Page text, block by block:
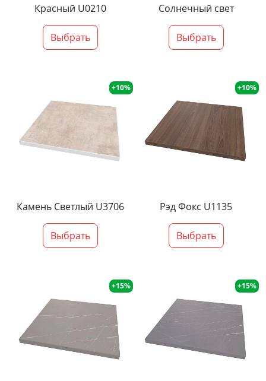
Красный U0210
Выбрать
Солнечный свет
Выбрать
+10%
Камень Светлый U3706
Выбрать
+10%
Рэд Фокс U1135
Выбрать
+15% +15%